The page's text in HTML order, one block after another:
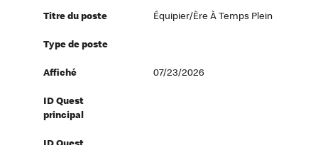
Titre du poste Équipier/ère À Temps Plein
Type de poste
Affiché 07/23/2026
ID Quest
principal